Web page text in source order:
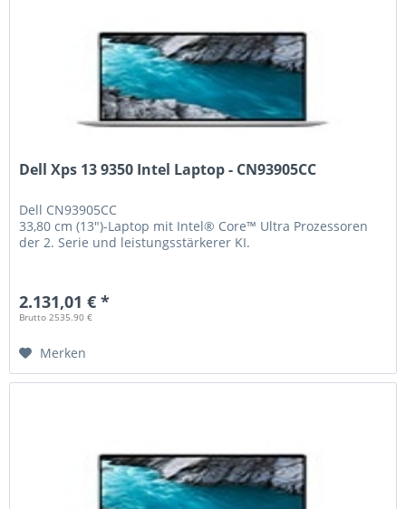
Dell Xps 13 9350 Intel Laptop - CN93905CC
Dell CN93905CC
33,80 cm (13")-Laptop mit Intel® Core™ Ultra Prozessoren
der 2. Serie und leistungsstärkerer KI.
2.131,01 € *
Brutto 2535.90 €
Merken